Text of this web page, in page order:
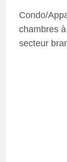
Condo/
chambres
secteur